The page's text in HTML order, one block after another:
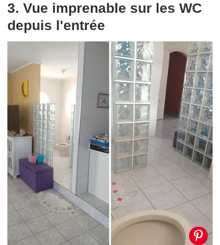
3. Vue imprenable sur les WC
depuis l'entrée